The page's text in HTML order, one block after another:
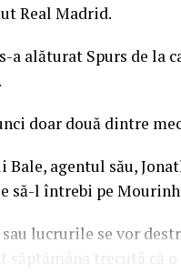
Real Madrid.
a alăturat Spurs de la
doar două dintre
agentul său,
să-l întrebi pe
lucrurile se vor
trecută că o